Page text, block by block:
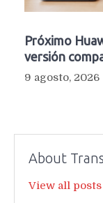
Próximo
versión
9 agosto, 2026
About
View all